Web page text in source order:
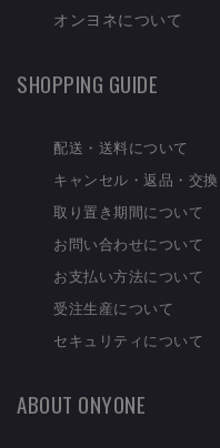
オンヨネについて
SHOPPING GUIDE
配送・送料について
キャンセル・返品・交換
取り置き期間について
お問い合わせについて
お支払い方法について
受注生産について
セキュリティについて
ABOUT ONYONE